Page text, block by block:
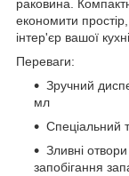
раковина.
економити
інтер'єр вашої
Переваги:
Зручний
мл
Спеціальний
Зливні
запобігання